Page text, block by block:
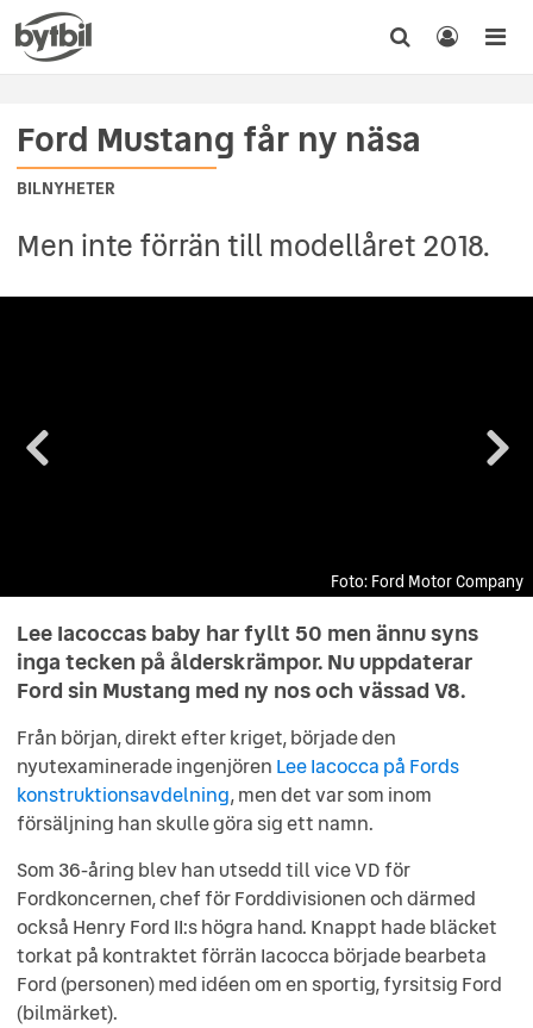
Ford Mustang får ny näsa
BILNYHETER
Men inte förrän till modellåret 2018.
Ford Motor Company
Ford Motor Company
Ford Motor Company
Ford Motor Company
Ford Motor Company
Ford Motor Company
Ford Motor Company
Ford Motor Company
Ford Motor Company
Lee Iacoccas baby har fyllt 50 men ännu syns
inga tecken på ålderskrämpor. Nu uppdaterar
Ford sin Mustang med ny nos och vässad V8.
Från början, direkt efter kriget, började den
nyutexaminerade ingenjören Lee Iacocca på Fords
konstruktionsavdelning, men det var som inom
försäljning han skulle göra sig ett namn.
Som 36-åring blev han utsedd till vice VD för
Fordkoncernen, chef för Forddivisionen och därmed
också Henry Ford II:s högra hand. Knappt hade bläcket
torkat på kontraktet förrän Iacocca började bearbeta
Ford (personen) med idéen om en sportig, fyrsitsig Ford
(bilmärket).